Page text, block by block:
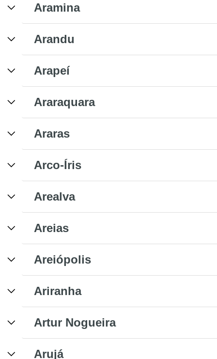
Aramina
Arandu
Arapeí
Araraquara
Araras
Arco-Íris
Arealva
Areias
Areiópolis
Ariranha
Artur Nogueira
Arujá